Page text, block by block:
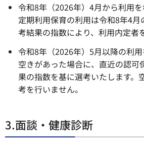
令和8年（2026年）4月から利用
定期利用保育の利用は令和8年4
考結果の指数により、利用内定者
令和8年（2026年）5月以降の利
空きがあった場合に、直近の認可
果の指数を基に選考いたします。
考を行いません。
3.面談・健康診断